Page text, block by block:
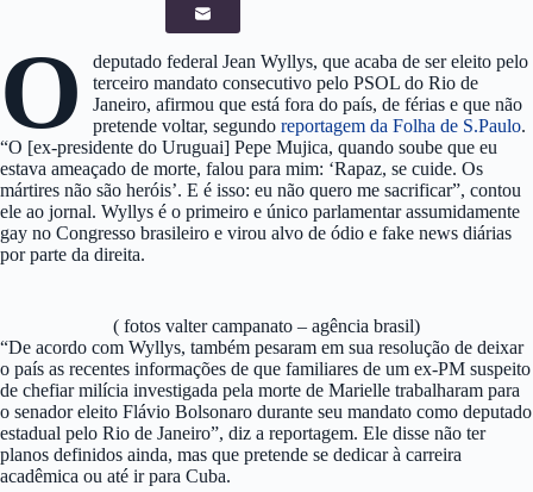
O
deputado federal Jean Wyllys, que acaba de ser eleito pelo
terceiro mandato consecutivo pelo PSOL do Rio de
Janeiro, afirmou que está fora do país, de férias e que não
pretende voltar, segundo reportagem da Folha de S.Paulo.
“O [ex-presidente do Uruguai] Pepe Mujica, quando soube que eu
estava ameaçado de morte, falou para mim: ‘Rapaz, se cuide. Os
mártires não são heróis’. E é isso: eu não quero me sacrificar”, contou
ele ao jornal. Wyllys é o primeiro e único parlamentar assumidamente
gay no Congresso brasileiro e virou alvo de ódio e fake news diárias
por parte da direita.
( fotos valter campanato – agência brasil)
“De acordo com Wyllys, também pesaram em sua resolução de deixar
o país as recentes informações de que familiares de um ex-PM suspeito
de chefiar milícia investigada pela morte de Marielle trabalharam para
o senador eleito Flávio Bolsonaro durante seu mandato como deputado
estadual pelo Rio de Janeiro”, diz a reportagem. Ele disse não ter
planos definidos ainda, mas que pretende se dedicar à carreira
acadêmica ou até ir para Cuba.